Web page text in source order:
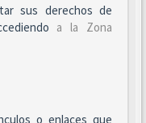
sus derechos de
a la Zona
o enlaces que